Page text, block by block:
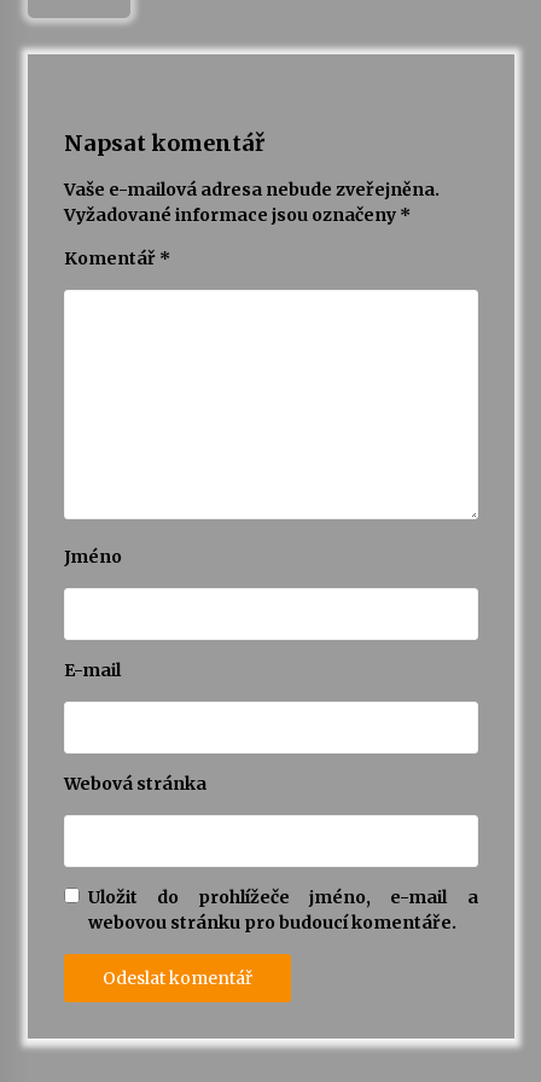
Napsat komentář
Vaše e-mailová adresa nebude zveřejněna.
Vyžadované informace jsou označeny *
Komentář *
Jméno
E-mail
Webová stránka
Uložit do prohlížeče jméno, e-mail a
webovou stránku pro budoucí komentáře.